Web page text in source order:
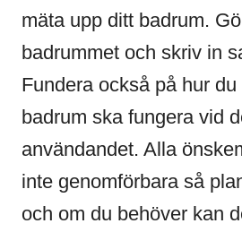
mäta upp ditt badrum.
badrummet och skriv in
Fundera också på hur
badrum ska fungera vid
användandet. Alla
inte genomförbara så
och om du behöver kan